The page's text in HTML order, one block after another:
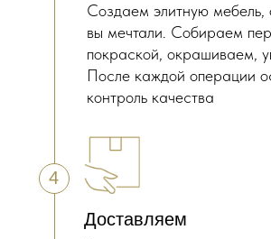
4
Создаем элитную мебель,
вы мечтали. Собираем
покраской, окрашиваем,
После каждой операции
контроль качества
Доставляем